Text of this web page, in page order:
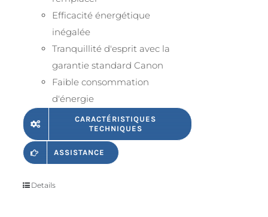
Efficacité énergétique
inégalée
Tranquillité d'esprit avec la
garantie standard Canon
Faible consommation
d'énergie
CARACTÉRISTIQUES
TECHNIQUES
ASSISTANCE
Details